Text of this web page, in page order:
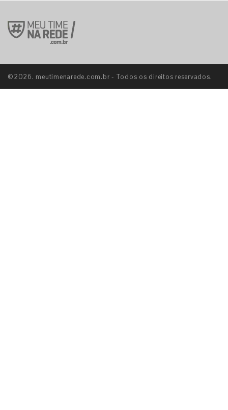
©2026. meutimenarede.com.br - Todos os direitos reservados.